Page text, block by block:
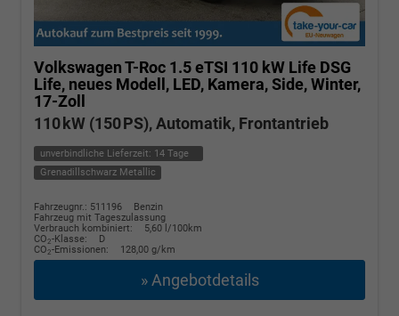
Volkswagen T-Roc 1.5 eTSI 110 kW Life DSG
Life, neues Modell, LED, Kamera, Side, Winter,
17-Zoll
110 kW (150 PS), Automatik, Frontantrieb
unverbindliche Lieferzeit: 14 Tage
Grenadillschwarz Metallic
Fahrzeugnr.: 511196
Benzin
Fahrzeug mit Tageszulassung
Verbrauch kombiniert:
5,60 l/100km
CO2-Klasse:
D
CO2-Emissionen: 128,00 g/km
» Angebotdetails